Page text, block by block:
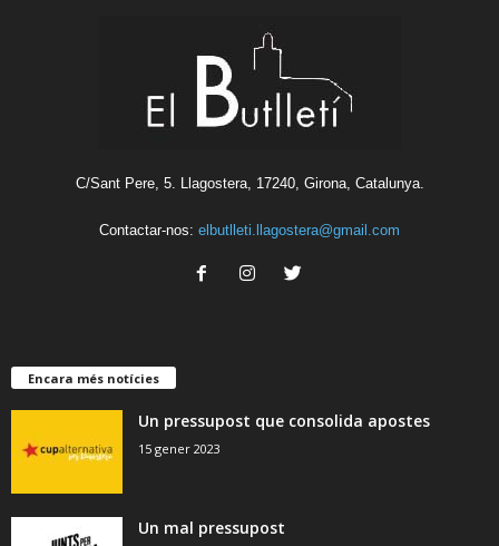
C/Sant Pere, 5. Llagostera, 17240, Girona, Catalunya.
Contactar-nos: elbutlleti.llagostera@gmail.com
Encara més notícies
Un pressupost que consolida apostes
15 gener 2023
Un mal pressupost